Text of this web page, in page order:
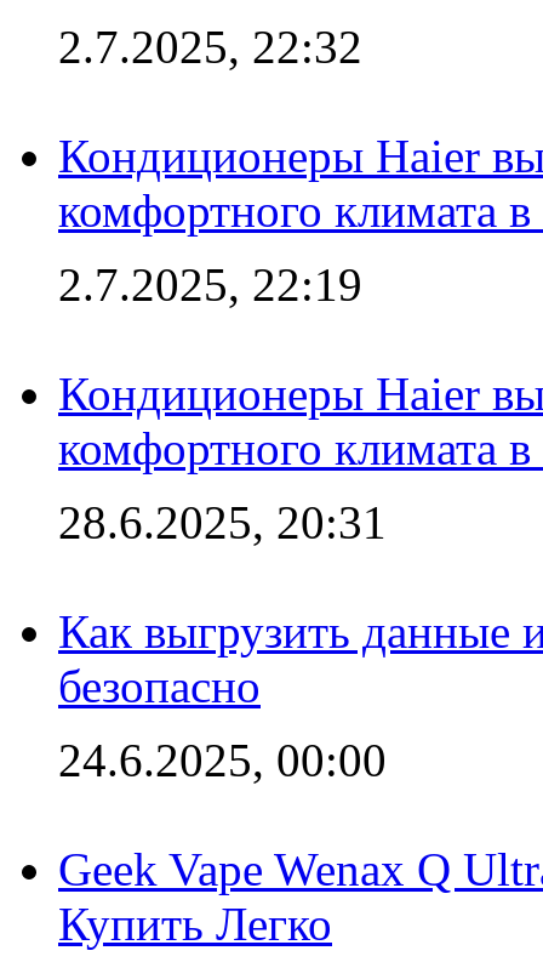
2.7.2025, 22:32
Кондиционеры Haier
комфортного климата
2.7.2025, 22:19
Кондиционеры Haier
комфортного климата
28.6.2025, 20:31
Как выгрузить данные
безопасно
24.6.2025, 00:00
Geek Vape Wenax Q
Купить Легко